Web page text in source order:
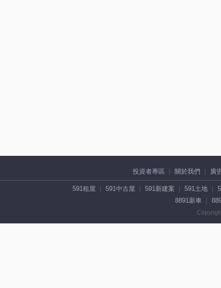
投資者專區 關於我們 廣
591租屋 591中古屋 591新建案 591土地
8891新車